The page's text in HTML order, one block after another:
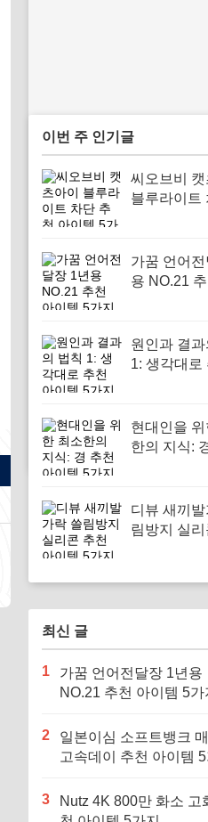
이번 주 인기글
씨오브비
블루라이트
가꿈 언어
용 NO.21
원인과 결
1: 생각대로
현대인을
한의 지식:
디뷰 새끼
림방지 실
최신 글
1
가꿈 언어전달장 1년용
NO.21 추천 아이템 5가
2
일본이심 소프트뱅크
고속데이 추천 아이템
3
Nutz 4K 800만 화소 고